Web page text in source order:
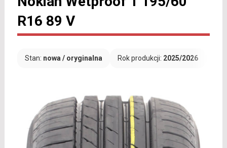
R16 89 V
Stan: nowa / oryginalna Rok produkcji: 2025/2026